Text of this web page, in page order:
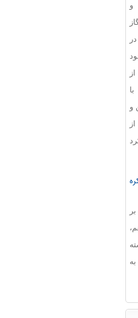
و
و